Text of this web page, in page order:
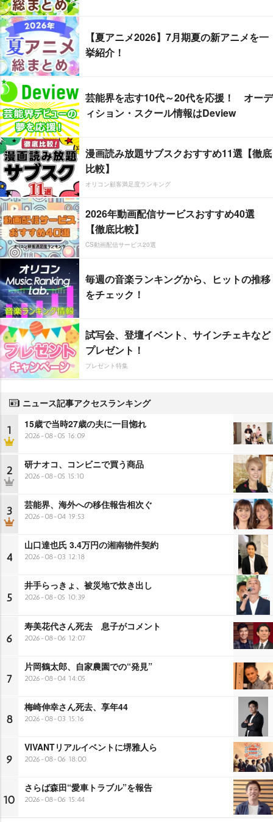
【夏アニメ2026】7月期夏の新アニメを一
挙紹介！
芸能界を志す10代～20代を応援！ オーデ
ィション・スクール情報はDeview
漫画読み放題サブスクおすすめ11選【徹底
比較】
オリコン顧客満足度ランキング
2026年動画配信サービスおすすめ40選
【徹底比較】
CS動画配信サービス20選
毎週の音楽ランキングから、ヒットの推移
をチェック！
試写会、登壇イベント、サインチェキなど
プレゼント！
プレゼント特集
ニュース記事アクセスランキング
1 15歳で当時27歳の夫に一目惚れ
2026-08-05 16:09
2 研ナオコ、コンビニで買う商品
2026-08-05 15:10
3 芸能界、海外への移住報告相次ぐ
2026-08-04 19:53
4
山口達也氏 3.4万円の湘南物件契約
2026-08-03 12:18
5
井手らっきょ、被災地で炊き出し
2026-08-05 10:39
6
寿美花代さん死去 息子がコメント
2026-08-06 12:07
7
片岡鶴太郎、自家農園での“発見”
2026-08-04 14:05
8
梅崎伸幸さん死去、享年44
2026-08-03 15:16
9
VIVANTリアルイベントに堺雅人ら
2026-08-06 18:00
10
さらば森田“愛車トラブル”を報告
2026-08-06 15:44